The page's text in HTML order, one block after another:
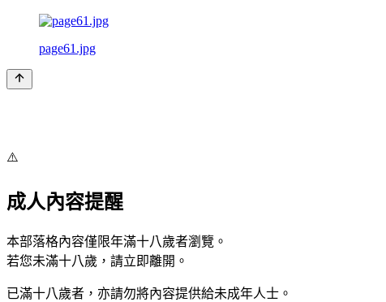
page61.jpg
⚠️
成人內容提醒
本部落格內容僅限年滿十八歲者瀏覽。
若您未滿十八歲，請立即離開。
已滿十八歲者，亦請勿將內容提供給未成年人士。